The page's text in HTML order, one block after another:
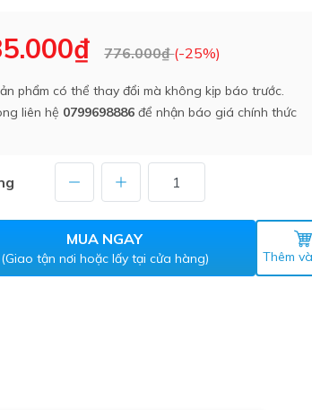
điện
trời
Bồn bảo ôn
Bồn nhựa tự hoại
Vòi pha nóng lạnh
Vật tư
Máy nước nóng gián tiếp
776.000₫(-25%)
phẩm có thể thay đổi mà không kịp báo trước.
liên hệ 0799698886 để nhận báo giá chính thức
MUA NGAY
(Giao tận nơi hoặc lấy tại cửa hàng) Thêm